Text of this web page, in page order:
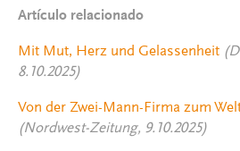
Artículo relacionado
Mit Mut, Herz und Gelassenheit
8.10.2025)
Von der Zwei-Mann-Firma zum
(Nordwest-Zeitung, 9.10.2025)